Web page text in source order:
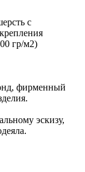
с
гр/м2)
фирменный
эскизу,